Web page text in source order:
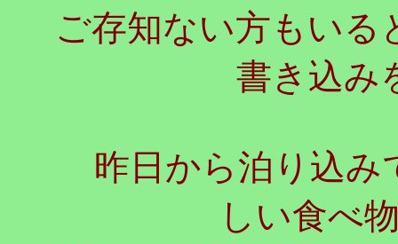
ご存知ない方もい
書き込み
昨日から泊り込み
しい食べ